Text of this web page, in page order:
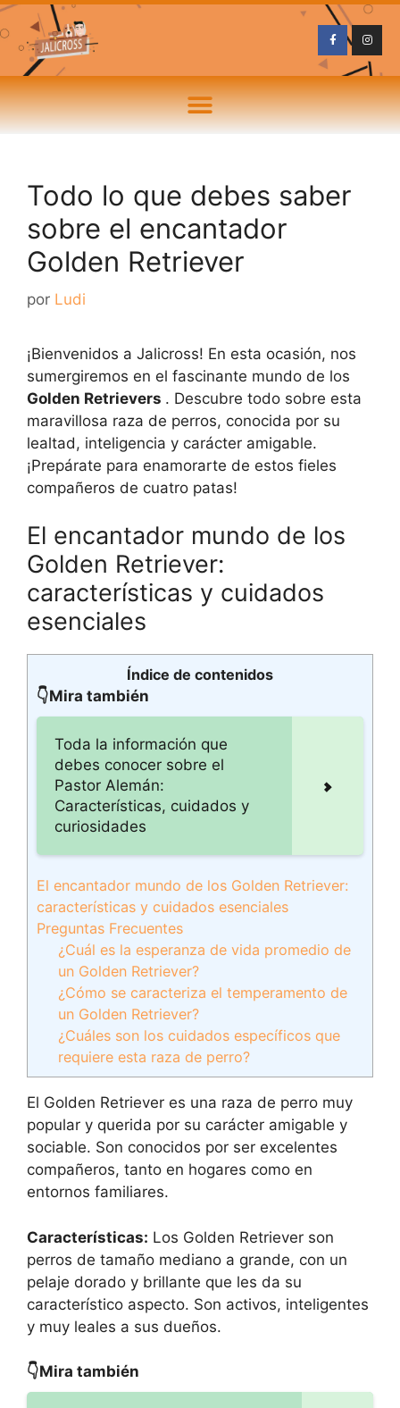
Todo lo que debes saber
sobre el encantador
Golden Retriever
por Ludi
¡Bienvenidos a Jalicross! En esta ocasión, nos
sumergiremos en el fascinante mundo de los
Golden Retrievers . Descubre todo sobre esta
maravillosa raza de perros, conocida por su
lealtad, inteligencia y carácter amigable.
¡Prepárate para enamorarte de estos fieles
compañeros de cuatro patas!
El encantador mundo de los
Golden Retriever:
características y cuidados
esenciales
Índice de contenidos
👇Mira también
Toda la información que
debes conocer sobre el
Pastor Alemán:
Características, cuidados y
curiosidades
El encantador mundo de los Golden Retriever:
características y cuidados esenciales
Preguntas Frecuentes
¿Cuál es la esperanza de vida promedio de
un Golden Retriever?
¿Cómo se caracteriza el temperamento de
un Golden Retriever?
¿Cuáles son los cuidados específicos que
requiere esta raza de perro?
El Golden Retriever es una raza de perro muy
popular y querida por su carácter amigable y
sociable. Son conocidos por ser excelentes
compañeros, tanto en hogares como en
entornos familiares.
Características: Los Golden Retriever son
perros de tamaño mediano a grande, con un
pelaje dorado y brillante que les da su
característico aspecto. Son activos, inteligentes
y muy leales a sus dueños.
👇Mira también